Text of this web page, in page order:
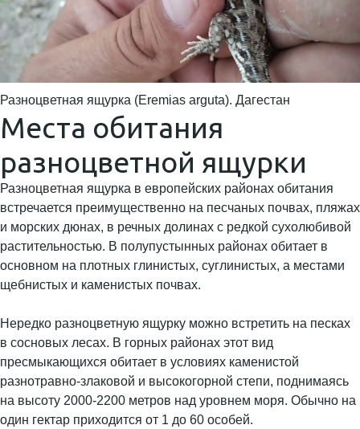
Разноцветная ящурка (Eremias arguta). Дагестан
Места обитания
разноцветной ящурки
Разноцветная ящурка в европейских районах обитания
встречается преимущественно на песчаных почвах, пляжах
и морских дюнах, в речных долинах с редкой сухолюбивой
растительностью. В полупустынных районах обитает в
основном на плотных глинистых, суглинистых, а местами
щебнистых и каменистых почвах.
Нередко разноцветную ящурку можно встретить на песках
в сосновых лесах. В горных районах этот вид
пресмыкающихся обитает в условиях каменистой
разнотравно-злаковой и высокогорной степи, поднимаясь
на высоту 2000-2200 метров над уровнем моря. Обычно на
один гектар приходится от 1 до 60 особей.